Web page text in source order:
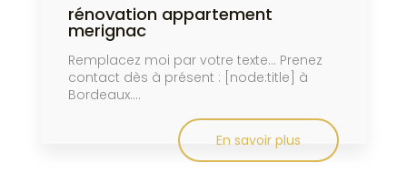
rénovation appartement
merignac
Remplacez moi par votre texte... Prenez
contact dès à présent : [node:title] à
Bordeaux....
En savoir plus